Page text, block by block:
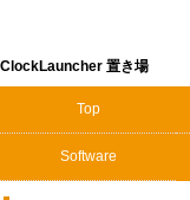
ClockLauncher 置き場
Top
Software